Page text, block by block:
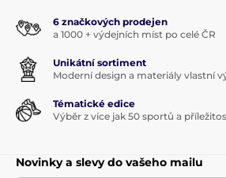
6 značkových prodejen
a 1000 + výdejních míst po celé ČR
Unikátní sortiment
Moderní design a materiály vlastní
Tématické edice
Výběr z více jak 50 sportů a
Novinky a slevy do vašeho mailu